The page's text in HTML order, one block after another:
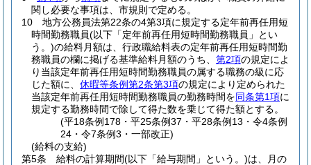
関し必要な事項は、市規則で定める。
10
地方公務員法第22条の4第3項に規定する定年前再任用短
時間勤務職員(以下「定年前再任用短時間勤務職員」とい
う。)の給料月額は、行政職給料表の定年前再任用短時間勤
務職員の欄に掲げる基準給料月額のうち、 第2項の規定によ
り当該定年前再任用短時間勤務職員の属する職務の級に応
じた額に、 休暇等条例第2条第3項の規定により定められた
当該定年前再任用短時間勤務職員の勤務時間を同条第1項に
規定する勤務時間で除して得た数を乗じて得た額とする。
(平18条例178・平25条例37・平28条例13・令4条例
24・令7条例3・一部改正)
(給料の支給)
第5条
給料の計算期間(以下「給与期間」という。)は、月の